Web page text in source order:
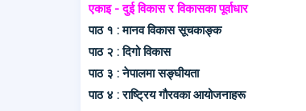
एकाइ - दुई विकास र विकासका पूर्वाधार
पाठ १ : मानव विकास सूचकाङ्क
पाठ २ : दिगो विकास
पाठ ३ : नेपालमा सङ्घीयता
पाठ ४ : राष्ट्रिय गौरवका आयोजनाहरू